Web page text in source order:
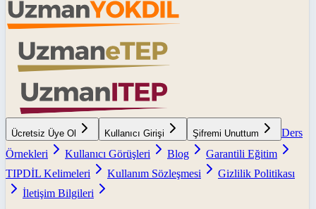
Ücretsiz Üye Ol Kullanıcı Girişi Şifremi Unuttum
Ders
Örnekleri
Kullanıcı Görüşleri Blog
Garantili Eğitim
TIPDİL Kelimeleri
Kullanım Sözleşmesi
Gizlilik Politikası
İletişim Bilgileri